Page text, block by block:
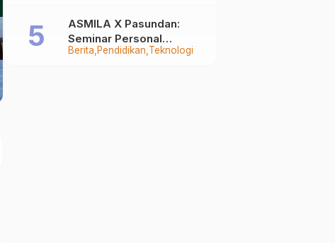
Berita Pendidikan Teknologi
ASMILA X Pasundan:
Seminar Personal
Branding dan Kreativitas